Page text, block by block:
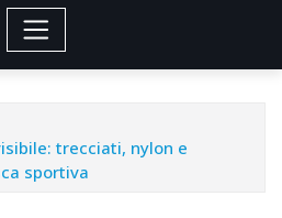
trecciati, nylon e
sportiva